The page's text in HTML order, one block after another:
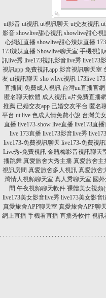
ut影音 ut視訊 ut視訊聊天 ut交友視訊
影音 showlive甜心視訊 showlive甜心視
心網紅直播 showlive甜心辣妹直播
173辣妹直播 Showlive聊天室 手機視訊
訊live秀 live173視訊影音live秀 live173
視訊app 免費視訊app 影音視訊聊天室
友 ut視訊聊天 sho wlive視訊 173live
直播間 免費成人視訊 台灣uu直播官網
匿名聊天軟體 成人視訊 a片免費直播網
推薦 已婚交友app 已婚交友平台 匿名
平台 ut live 色成人情免費小說 台灣美
直播 live173-show live直播 live173直播
live 173直播 live173影音live秀
live173-免費視訊聊天 live173-免費視
Live秀-免費視訊 金瓶梅影音視訊聊天
播跳舞 真愛旅舍大秀主播 真愛旅舍主
視訊房間 真愛旅舍多人視訊 真愛旅舍
灣情人視頻聊天室 真人秀聊天室 國
間 午夜視頻聊天軟件 裸體美女視頻
live173美女影音live秀 live173美女影音
真愛旅舍APP聊天室 真愛旅舍APP聊
網上直播 手機看直播 直播秀軟件 視訊
. . . . . . . . . . . . . . . . . . . . . . . . . . . . . . . . . . .